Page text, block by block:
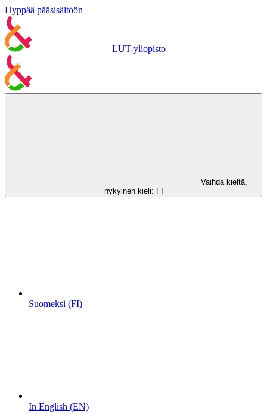
Hyppää pääsisältöön
LUT-yliopisto
Vaihda kieltä,
nykyinen kieli: FI
Suomeksi (FI)
In English (EN)